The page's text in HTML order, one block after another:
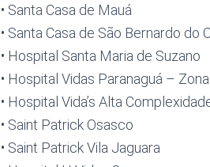
• Santa Casa de Mauá
• Santa Casa de São Bernardo do
• Hospital Santa Maria de Suzano
• Hospital Vidas Paranaguá –
• Hospital Vida’s Alta
• Saint Patrick Osasco
• Saint Patrick Vila Jaguara